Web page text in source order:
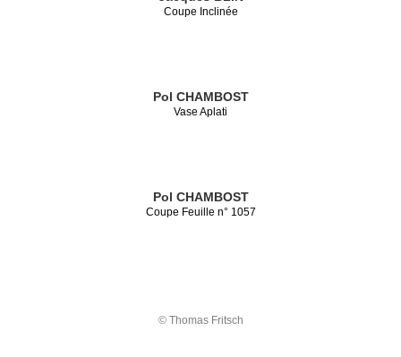
Coupe Inclinée
Pol CHAMBOST
Vase Aplati
Pol CHAMBOST
Coupe Feuille n° 1057
© Thomas Fritsch